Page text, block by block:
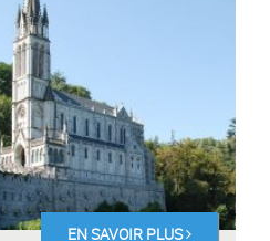
EN SAVOIR PLUS